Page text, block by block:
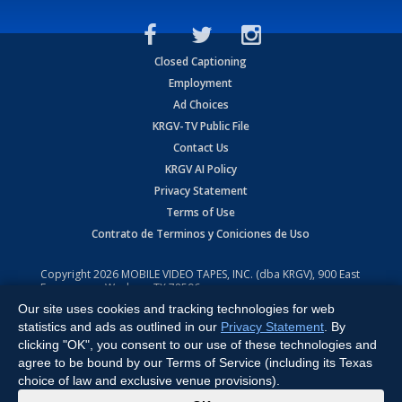
Closed Captioning
Employment
Ad Choices
KRGV-TV Public File
Contact Us
KRGV AI Policy
Privacy Statement
Terms of Use
Contrato de Terminos y Coniciones de Uso
Copyright2026 MOBILE VIDEO TAPES, INC. (dba KRGV), 900 East
Expressway, Weslaco, TX 78596.
All Rights Reserved. Powered by:Ruby Shore Software
Our site uses cookies and tracking technologies for web
statistics and ads as outlined in our Privacy Statement . By
clicking "OK", you consent to our use of these technologies and
agree to be bound by our Terms of Service (including its Texas
choice of law and exclusive venue provisions).